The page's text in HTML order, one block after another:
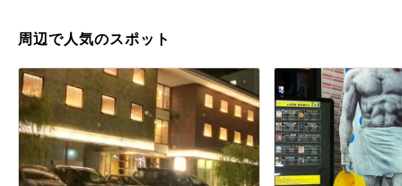
周辺で人気のスポット